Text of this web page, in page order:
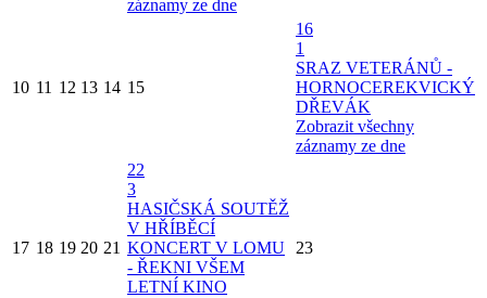
záznamy ze dne
10 11 12 13 14 15
16
1
SRAZ VETERÁNŮ -
HORNOCEREKVICKÝ
DŘEVÁK
Zobrazit všechny
záznamy ze dne
17 18 19 20 21
22
3
HASIČSKÁ SOUTĚŽ
V HŘÍBĚCÍ
KONCERT V LOMU
- ŘEKNI VŠEM
LETNÍ KINO
23